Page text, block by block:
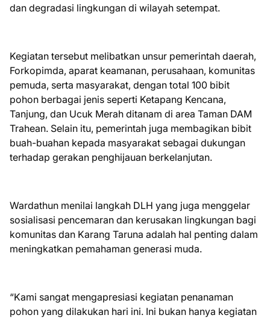
dan degradasi lingkungan di wilayah setempat.
Kegiatan tersebut melibatkan unsur pemerintah daerah,
Forkopimda, aparat keamanan, perusahaan, komunitas
pemuda, serta masyarakat, dengan total 100 bibit
pohon berbagai jenis seperti Ketapang Kencana,
Tanjung, dan Ucuk Merah ditanam di area Taman DAM
Trahean. Selain itu, pemerintah juga membagikan bibit
buah-buahan kepada masyarakat sebagai dukungan
terhadap gerakan penghijauan berkelanjutan.
Wardathun menilai langkah DLH yang juga menggelar
sosialisasi pencemaran dan kerusakan lingkungan bagi
komunitas dan Karang Taruna adalah hal penting dalam
meningkatkan pemahaman generasi muda.
“Kami sangat mengapresiasi kegiatan penanaman
pohon yang dilakukan hari ini. Ini bukan hanya kegiatan